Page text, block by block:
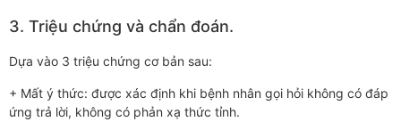
3. Triệu chứng và chẩn đoán.
Dựa vào 3 triệu chứng cơ bản sau:
+ Mất ý thức: được xác định khi bệnh nhân gọi hỏi không có đáp
ứng trả lời, không có phản xạ thức tỉnh.